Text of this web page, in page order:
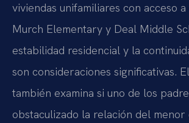
viviendas unifamiliares con acceso
Murch Elementary y Deal Middle
estabilidad residencial y la
son consideraciones significativas.
también examina si uno de los
obstaculizado la relación del